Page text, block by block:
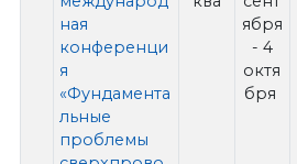
ная
конференци
я
«Фундамента
льные
проблемы
ября
- 4
октя
бря